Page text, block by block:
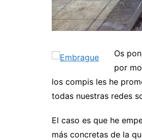
Os
por
los compis les he
todas nuestras redes
El caso es que he
más concretas de la